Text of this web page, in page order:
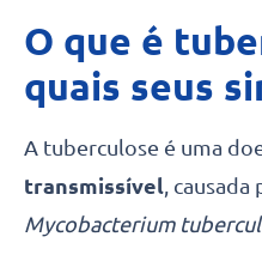
O que é
quais seus
A tuberculose é uma
transmissível ,
Mycobacterium